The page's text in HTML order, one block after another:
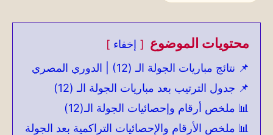
محتويات الموضوع
إخفاء
📌 نتائج مباريات الجولة الـ (12) | الدوري المصري
📌 جدول الترتيب بعد مباريات الجولة الـ (12)
📊 ملخص أرقام وإحصائيات الجولة الـ(12)
📊 ملخص الأرقام والإحصائيات التراكمية بعد الجولة